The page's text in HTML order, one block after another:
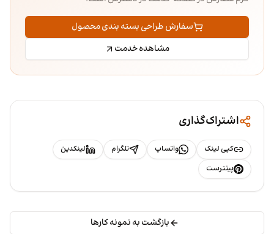
سفارش طراحی بسته بندی محصول
مشاهده خدمت
اشتراک‌گذاری
کپی لینک واتساپ تلگرام
لینکدین
پینترست
بازگشت به نمونه کارها